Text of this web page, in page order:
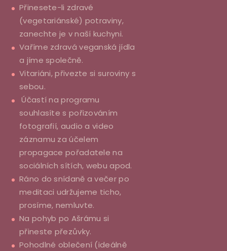
Přinesete-li zdravé
(vegetariánské) potraviny,
zanechte je v naší kuchyni.
Vaříme zdravá veganská jídla
a jíme společně.
Vitariáni, přivezte si suroviny s
sebou.
Účastí na programu
souhlasíte s pořizováním
fotografií, audio a video
záznamu za účelem
propagace pořadatele na
sociálních sítích, webu apod.
Ráno do snídaně a večer po
meditaci udržujeme ticho,
prosíme, nemluvte.
Na pohyb po Ašrámu si
přineste přezůvky.
Pohodlné oblečení (ideálně